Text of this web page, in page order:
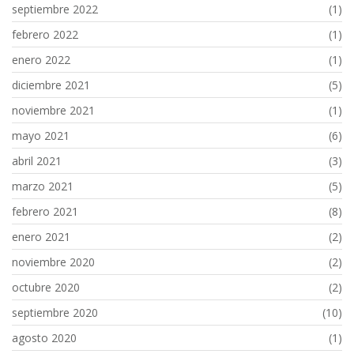
septiembre 2022
(1)
febrero 2022
(1)
enero 2022
(1)
diciembre 2021
(5)
noviembre 2021
(1)
mayo 2021
(6)
abril 2021
(3)
marzo 2021
(5)
febrero 2021
(8)
enero 2021
(2)
noviembre 2020
(2)
octubre 2020
(2)
septiembre 2020
(10)
agosto 2020
(1)